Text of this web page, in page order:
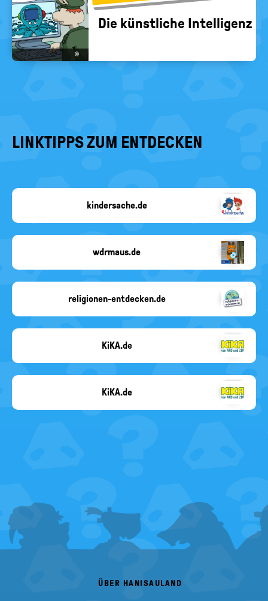
©
Die künst­li­che In­tel­li­genz
LINKTIPPS ZUM ENTDECKEN
kindersache.de
fehlt
wdrmaus.de
religionen-entdecken.de
KiKA.de
KiKA.de
FOOTER
MENU
ÜBER HANISAULAND